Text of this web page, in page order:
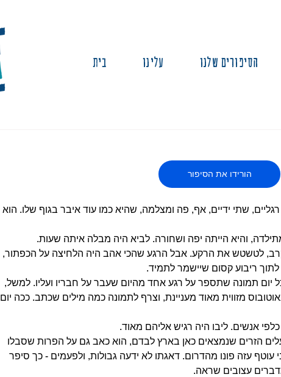
בית עלינו הסיפורים שלנו
הורידו את הסיפור
שתי ידיים, אף, פה ומצלמה, שהיא כמו עוד איבר בגוף שלו. הוא
לטשטש את הרקע. אבל הרגע שהכי אהב היה הלחיצה על הכפתור,
ריבוע קסום שיישמר לתמיד.
יום תמונה שתספר על רגע אחד מהיום שעבר על חבריו ועליו. למשל,
מזווית מאוד מעניינת, וצרף לתמונה כמה מילים שכתב. ככה יום
אנשים. ליבו היה רגיש אליהם מאוד.
הזרים שנמצאים כאן בארץ לבדם, הוא כאב גם על הפרות שסבלו
עוטף עזה פונו מהדרום. דאגתו לא ידעה גבולות, ולפעמים - כך סיפר
עצובים שראה.